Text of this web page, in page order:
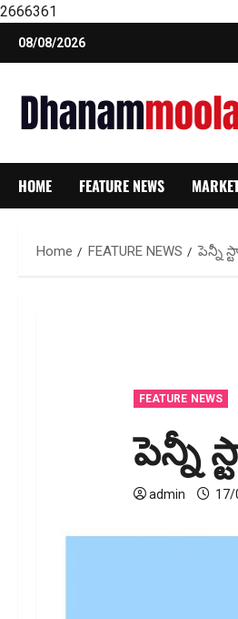
2666361
Skip
08/08/2026
HOME FEATURE NEWS
Home FEATURE NEWS పెన్నీ
FEATURE NEWS
పెన్నీ
admin 17/